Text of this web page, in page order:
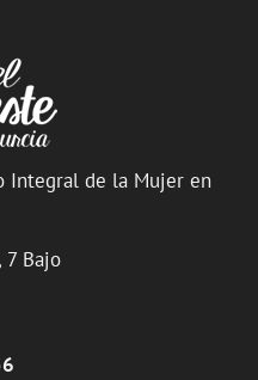
Integral de la Mujer en
7 Bajo